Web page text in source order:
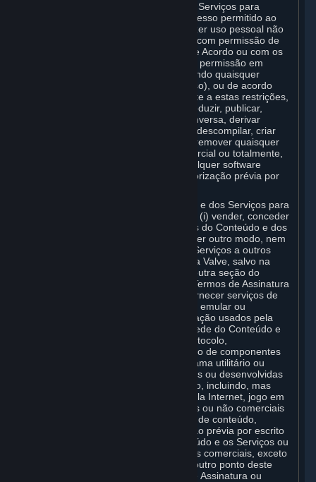
Você não pode usar o Conteúdo e dos Serviços para
qualquer finalidade que não seja ao acesso permitido ao
Steam e a suas Assinaturas, e para fazer uso pessoal não
comercial de suas Assinaturas, exceto com permissão de
outro modo em conformidade com este Acordo ou com os
Termos de Assinatura aplicáveis. Salvo permissão em
contrário sob o presente Acordo (incluindo quaisquer
Termos de Assinatura ou Regras de Uso), ou de acordo
com a legislação aplicável, não obstante a estas restrições,
você não pode copiar, fotocopiar, reproduzir, publicar,
distribuir, traduzir, aplicar engenharia inversa, derivar
código fonte de, modificar, desmontar, descompilar, criar
trabalhos derivados com base em, ou remover quaisquer
avisos ou legendas de propriedade, parcial ou totalmente,
do Conteúdo e dos Serviços ou de qualquer software
acessado por meio do Steam sem autorização prévia por
Você tem o direito de uso do Conteúdo e dos Serviços para
uso pessoal, mas não tem o direito de: (i) vender, conceder
uma garantia ou transferir reproduções do Conteúdo e dos
Serviços para outras partes, de qualquer outro modo, nem
alugar nem licenciar o Conteúdo e os Serviços a outros
sem a autorização prévia por escrito da Valve, salvo na
medida expressamente permitida em outra seção do
presente Acordo (incluindo quaisquer Termos de Assinatura
ou Regras de Uso); (ii) hospedar ou fornecer serviços de
associação ao Conteúdo e Serviços ou emular ou
redirecionar os protocolos de comunicação usados pela
Valve em qualquer funcionalidade de rede do Conteúdo e
dos Serviços, pela de emulação de protocolo,
encapsulamento, modificação ou adição de componentes
ao Conteúdo e Serviços, uso de programa utilitário ou
quaisquer outras técnicas já conhecidas ou desenvolvidas
posteriormente para qualquer propósito, incluindo, mas
sem caráter limitativo, jogo em rede pela Internet, jogo em
rede usando redes de jogos comerciais ou não comerciais
ou como parte de redes de agregação de conteúdo,
websites ou serviços, sem a autorização prévia por escrito
da Valve; nem de (iii) explorar o Conteúdo e os Serviços ou
qualquer uma das suas partes para fins comerciais, exceto
quando expressamente permitido em outro ponto deste
Acordo (incluindo quaisquer Termos de Assinatura ou